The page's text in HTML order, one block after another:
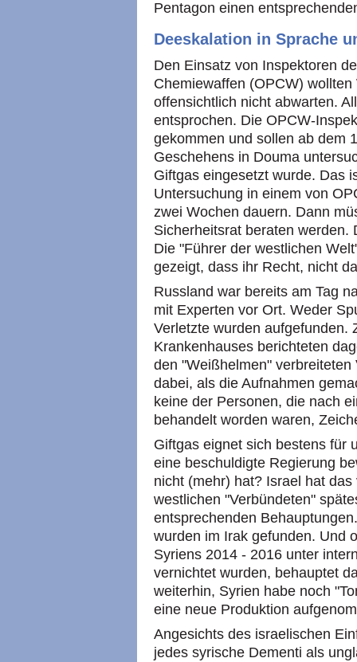
Pentagon einen
Deeskalation in Sprache
Den Einsatz von Inspektoren
Chemiewaffen (OPCW)
offensichtlich nicht abwarten.
entsprochen. Die OPCW-
gekommen und sollen ab dem
Geschehens in Douma
Giftgas eingesetzt wurde. Das
Untersuchung in einem von
zwei Wochen dauern. Dann
Sicherheitsrat beraten werden.
Die "Führer der westlichen
gezeigt, dass ihr Recht, nicht
Russland war bereits am Tag
mit Experten vor Ort. Weder
Verletzte wurden aufgefunden.
Krankenhauses berichteten
den "Weißhelmen"
dabei, als die Aufnahmen
keine der Personen, die nach
behandelt worden waren,
Giftgas eignet sich bestens für
eine beschuldigte Regierung
nicht (mehr) hat? Israel hat
westlichen "Verbündeten"
entsprechenden
wurden im Irak gefunden. Und
Syriens 2014 - 2016 unter
vernichtet wurden, behauptet
weiterhin, Syrien habe noch
eine neue Produktion
Angesichts des israelischen
jedes syrische Dementi als